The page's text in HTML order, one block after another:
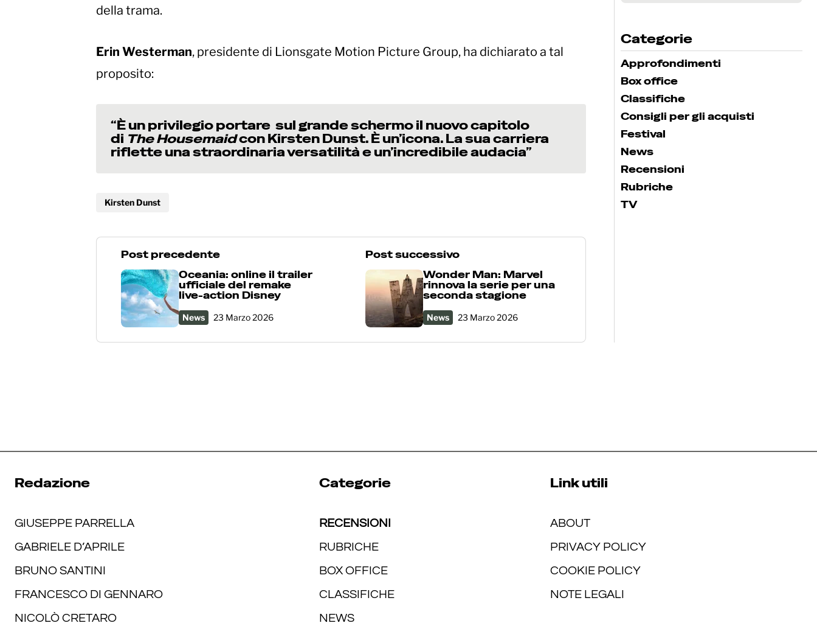
della trama.
Erin Westerman, presidente di Lionsgate Motion Picture Group, ha dichiarato a tal
proposito:
“È un privilegio portare sul grande schermo il nuovo capitolo
di The Housemaidcon Kirsten Dunst. È un’icona. La sua carriera
riflette una straordinaria versatilità e un’incredibile audacia”
Kirsten Dunst
Post precedente
Oceania: online il trailer
ufficiale del remake
live-action Disney
News 23 Marzo 2026
Post successivo
Wonder Man: Marvel
rinnova la serie per una
seconda stagione
News 23 Marzo 2026
Categorie
Approfondimenti
Box office
Classifiche
Consigli per gli acquisti
Festival
News
Recensioni
Rubriche
TV
Redazione
GIUSEPPE PARRELLA
GABRIELE D’APRILE
BRUNO SANTINI
FRANCESCO DI GENNARO
NICOLÒ CRETARO
Categorie
RECENSIONI
RUBRICHE
BOX OFFICE
CLASSIFICHE
NEWS
Link utili
ABOUT
PRIVACY POLICY
COOKIE POLICY
NOTE LEGALI